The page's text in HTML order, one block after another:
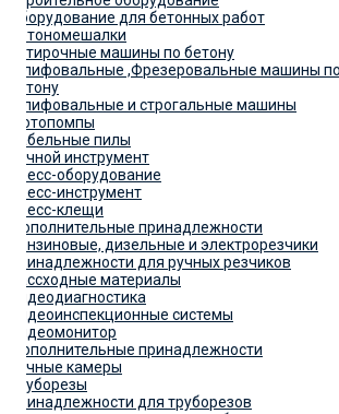
Оборудование для бетонных работ
Бетономешалки
Затирочные машины по бетону
Шлифовальные ,Фрезеровальные машины по
бетону
Шлифовальные и строгальные машины
Мотопомпы
Сабельные пилы
Ручной инструмент
Пресс-оборудование
Пресс-инструмент
Пресс-клещи
Дополнительные принадлежности
Бензиновые, дизельные и электрорезчики
Принадлежности для ручных резчиков
Рассходные материалы
Видеодиагностика
Видеоинспекционные системы
Видеомонитор
Дополнительные принадлежности
Ручные камеры
Труборезы
Принадлежности для труборезов